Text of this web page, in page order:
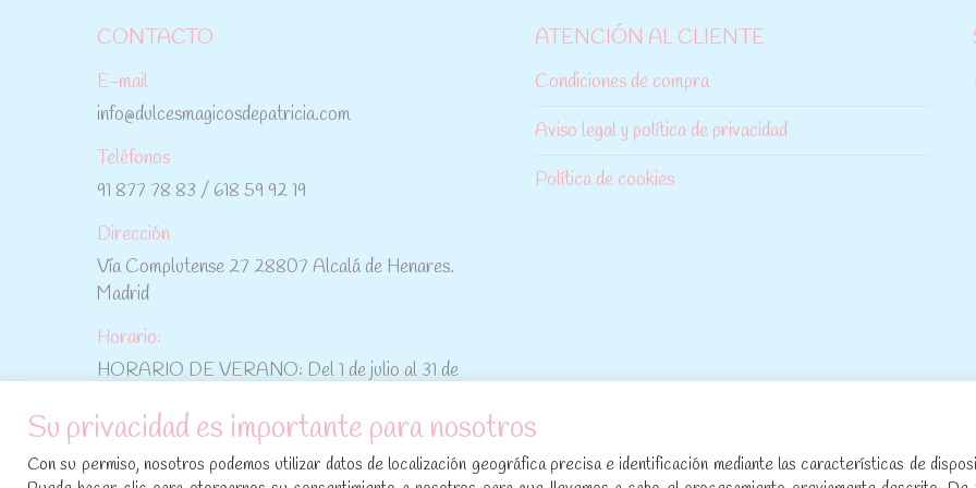
CONTACTO
E-mail
info@dulcesmagicosdepatricia.com
Teléfonos
91 877 78 83 / 618 59 92 19
Dirección
Vía Complutense 27 28807 Alcalá de Henares.
Madrid
Horario:
HORARIO DE VERANO: Del 1 de julio al 31 de
ATENCIÓN AL CLIENTE
Condiciones de compra
Aviso legal y política de privacidad
Política de cookies
No te pierdas las promociones y novedades,
[sibwp_form id=1]
Su privacidad es importante para nosotros
Con su permiso, nosotros podemos utilizar datos de localización geográfica precisa e identificación mediante las características de